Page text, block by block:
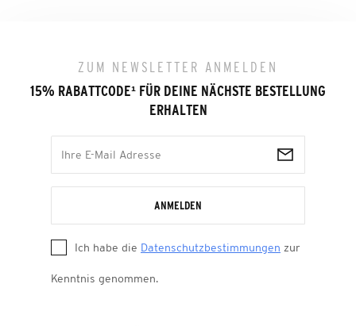
ZUM NEWSLETTER ANMELDEN
15% RABATTCODE¹ FÜR DEINE NÄCHSTE BESTELLUNG
ERHALTEN
ANMELDEN
Ich habe die Datenschutzbestimmungen zur
Kenntnis genommen.